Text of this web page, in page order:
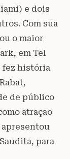
e dois
Com sua
o maior
em Tel
fez história
de público
atração
apresentou
para